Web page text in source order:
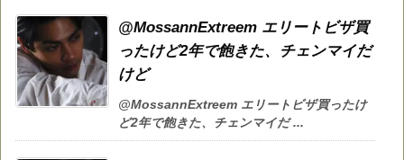
@MossannExtreem エリートビザ買
ったけど2年で飽きた、チェンマイだ
けど
@MossannExtreem エリートビザ買ったけ
ど2年で飽きた、チェンマイだ ...